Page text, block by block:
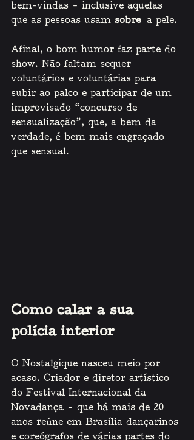
bem-vindas – inclusive aquelas
que as pessoas usam sobre a pele.
Afinal, o bom humor faz parte do
show. Não faltam sequer
voluntários e voluntárias para
subir ao palco e participar de um
improvisado “concurso de
sensualização”, que, a bem da
verdade, é bem mais engraçado
que sensual.
Como calar a sua
polícia interior
O Nostalgique nasceu meio por
acaso. Criador e diretor artístico
do Festival Internacional da
Novadança – que há mais de 20
anos reúne em Brasília dançarinos
e coreógrafos de várias partes do